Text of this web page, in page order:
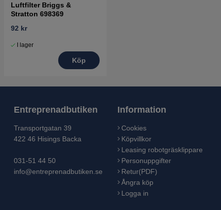
Luftfilter Briggs &
Stratton 698369
92 kr
I lager
Köp
Entreprenadbutiken
Transportgatan 39
422 46 Hisings Backa
031-51 44 50
info@entreprenadbutiken.se
Information
Cookies
Köpvillkor
Leasing robotgräsklippare
Personuppgifter
Retur(PDF)
Ångra köp
Logga in